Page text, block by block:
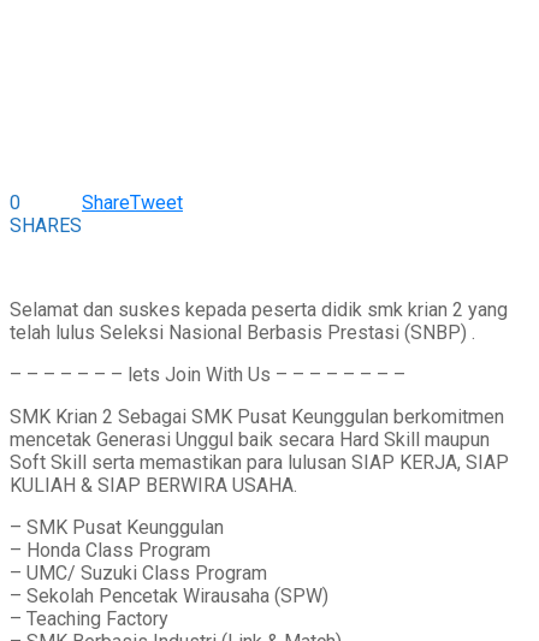
0
SHARES
ShareTweet
Selamat dan suskes kepada peserta didik smk krian 2 yang
telah lulus Seleksi Nasional Berbasis Prestasi (SNBP) .
– – – – – – – lets Join With Us – – – – – – – –
SMK Krian 2 Sebagai SMK Pusat Keunggulan berkomitmen
mencetak Generasi Unggul baik secara Hard Skill maupun
Soft Skill serta memastikan para lulusan SIAP KERJA, SIAP
KULIAH & SIAP BERWIRA USAHA.
– SMK Pusat Keunggulan
– Honda Class Program
– UMC/ Suzuki Class Program
– Sekolah Pencetak Wirausaha (SPW)
– Teaching Factory